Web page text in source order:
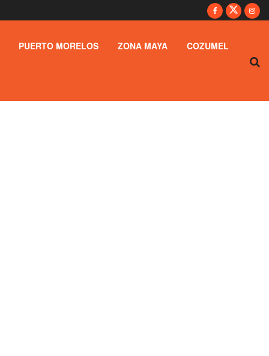
PUERTO MORELOS ZONA MAYA COZUMEL